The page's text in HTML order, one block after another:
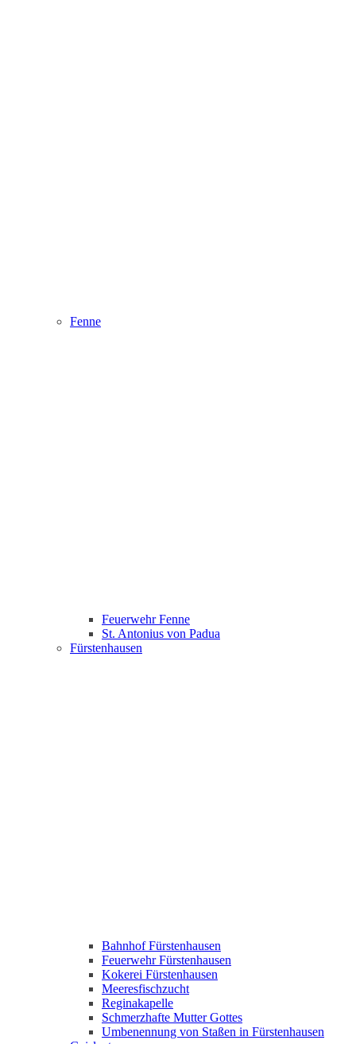
Fenne
Feuerwehr Fenne
St. Antonius von Padua
Fürstenhausen
Bahnhof Fürstenhausen
Feuerwehr Fürstenhausen
Kokerei Fürstenhausen
Meeresfischzucht
Reginakapelle
Schmerzhafte Mutter Gottes
Umbenennung von Staßen in Fürstenhausen